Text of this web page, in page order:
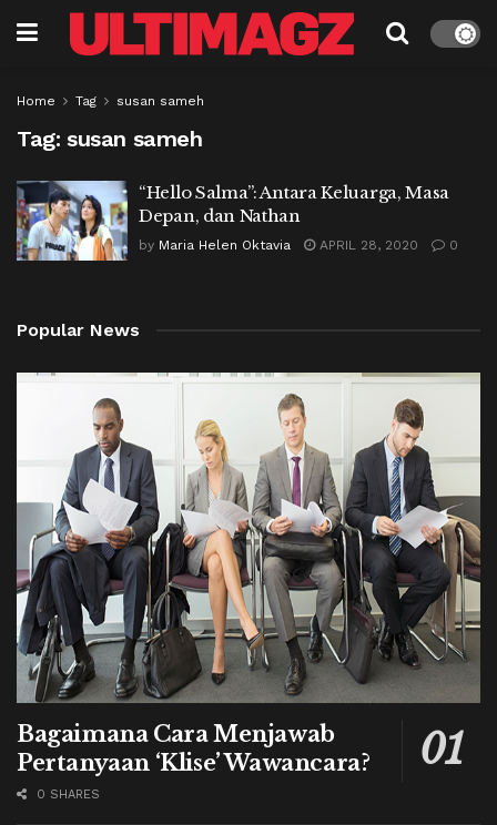
Home Tag susan sameh
Tag: susan sameh
“Hello Salma”: Antara Keluarga, Masa
Depan, dan Nathan
by Maria Helen Oktavia APRIL 28, 2020 0
Popular News
Bagaimana Cara Menjawab
Pertanyaan ‘Klise’ Wawancara?
0 SHARES